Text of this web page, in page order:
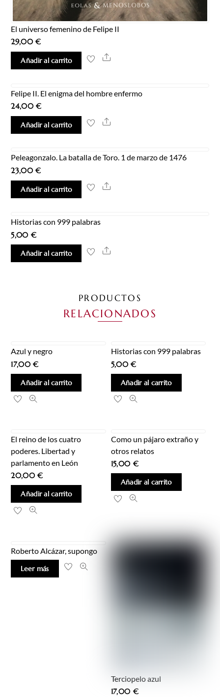
El universo femenino de Felipe II
29,00€
Añadir al carrito Share
Felipe II. El enigma del hombre enfermo
24,00€
Añadir al carrito Share
Peleagonzalo. La batalla de Toro. 1 de marzo de 1476
23,00€
Añadir al carrito Share
Historias con 999 palabras
5,00 €
Añadir al carrito Share
PRODUCTOS
RELACIONADOS
Azul y negro
17,00€
Añadir al carrito
Historias con 999 palabras
5,00€
Añadir al carrito
El reino de los cuatro
poderes. Libertad y
parlamento en León
20,00€
Añadir al carrito
Como un pájaro extraño y
otros relatos
15,00 €
Añadir al carrito
Roberto Alcázar, supongo
Leer más
Terciopelo azul
17,00 €